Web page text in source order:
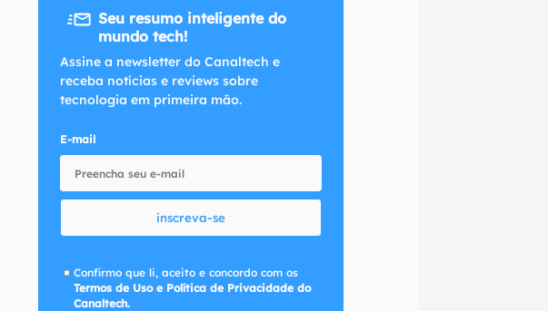
Seu resumo inteligente do
mundo tech!
Assine a newsletter do Canaltech e
receba notícias e reviews sobre
tecnologia em primeira mão.
E-mail
inscreva-se
Confirmo que li, aceito e concordo com os
Termos de Uso e Política de Privacidade do
Canaltech.